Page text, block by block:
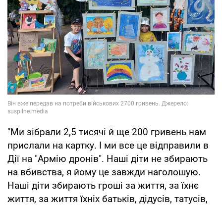
"Ми зібрали 2,5 тисячі й ще 200 гривень нам
прислали на картку. І ми все це відправили в
Дії на "Армію дронів". Наші діти не збирають
на вбивства, я йому це завжди наголошую.
Наші діти збирають гроші за життя, за їхнє
життя, за життя їхніх батьків, дідусів, татусів,